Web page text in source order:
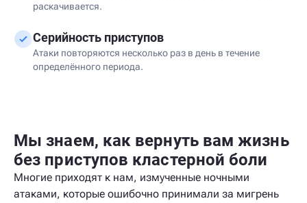
раскачивается.
Серийность приступов
Атаки повторяются несколько раз в день в течение
определённого периода.
Мы знаем, как вернуть вам жизнь
без приступов кластерной боли
Многие приходят к нам, измученные ночными
атаками, которые ошибочно принимали за мигрень